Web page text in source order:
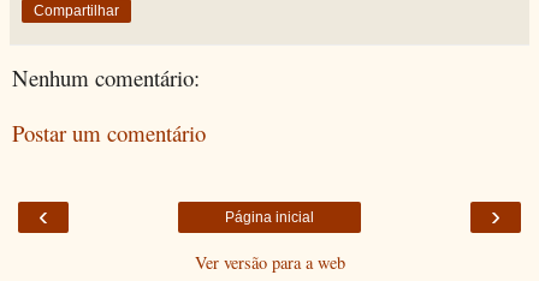
Compartilhar
Nenhum comentário:
Postar um comentário
‹ ›
Página inicial
Ver versão para a web